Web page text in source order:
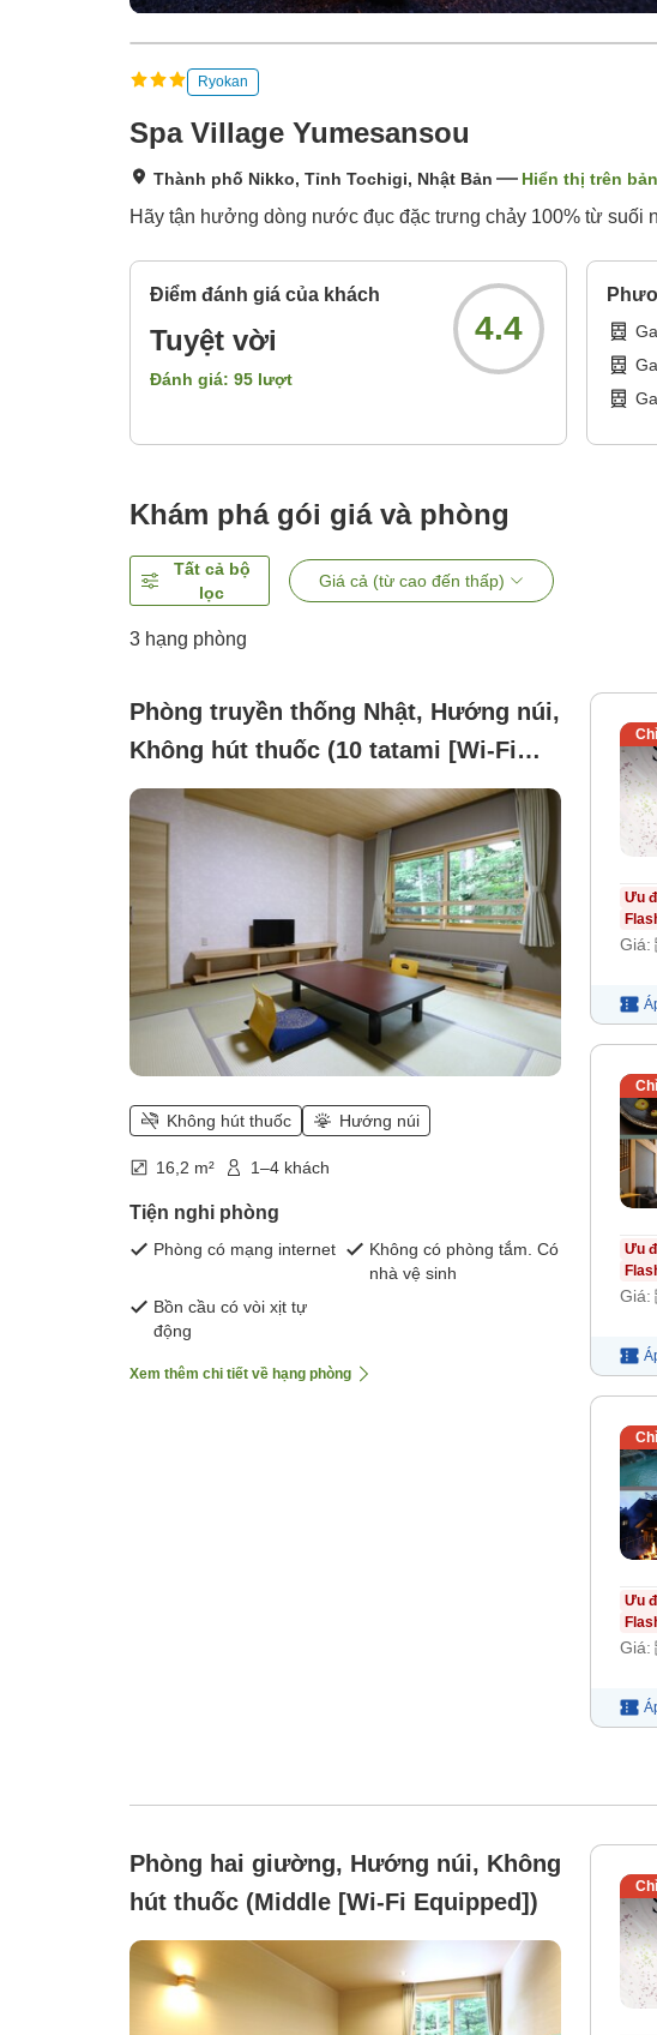
Ryokan
Spa Village Yumesansou
Thành phố Nikko, Tỉnh Tochigi, Nhật Bản Hiển thị trên
Hãy tận hưởng dòng nước đục đặc trưng chảy 100% từ
Điểm đánh giá của khách
Tuyệt vời
Đánh giá: 95 lượt
4.4
Khám phá gói giá và phòng
Tất cả bộ
lọc
Giá cả (từ cao đến thấp)
3 hạng phòng
Phòng truyền thống Nhật, Hướng núi,
Không hút thuốc (10 tatami [Wi-Fi
equipped])
Không hút thuốc Hướng núi
16,2 m² 1–4 khách
Tiện nghi phòng
Phòng có mạng internet
Không có phòng tắm. Có
nhà vệ sinh
Bồn cầu có vòi xịt tự
động
Xem thêm chi tiết về hạng phòng
Ưu
Giá:
Ưu
Giá:
Ưu
Giá:
Phòng hai giường, Hướng núi, Không
hút thuốc (Middle [Wi-Fi Equipped])